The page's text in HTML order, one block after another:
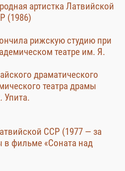
артистка Латвийской
(1986)
рижскую студию при
театре им. Я.
драматического
театра драмы
Упита.
ССР (1977 — за
в фильме «Соната над